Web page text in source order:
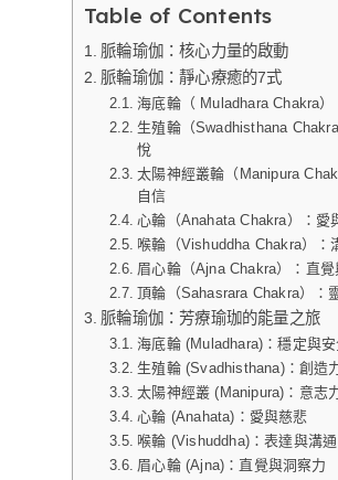
Table of Contents
脈輪瑜伽：核心力量的啟動
脈輪瑜伽：靜心療癒的7式
海底輪（ Muladhara Chakra
生殖輪（Swadhisthana
悅
太陽神經叢輪（Manipura
自信
心輪（Anahata Chakra）：愛
喉輪（Vishuddha Chakra）：
眉心輪（Ajna Chakra）：直覺
頂輪（Sahasrara Chakra）：
脈輪瑜伽：芳療瑜珈的能量之旅
海底輪 (Muladhara)：穩定與
生殖輪 (Svadhisthana)：創造
太陽神經叢 (Manipura)：意志
心輪 (Anahata)：愛與慈悲
喉輪 (Vishuddha)：表達與溝通
眉心輪 (Ajna)：直覺與洞察力